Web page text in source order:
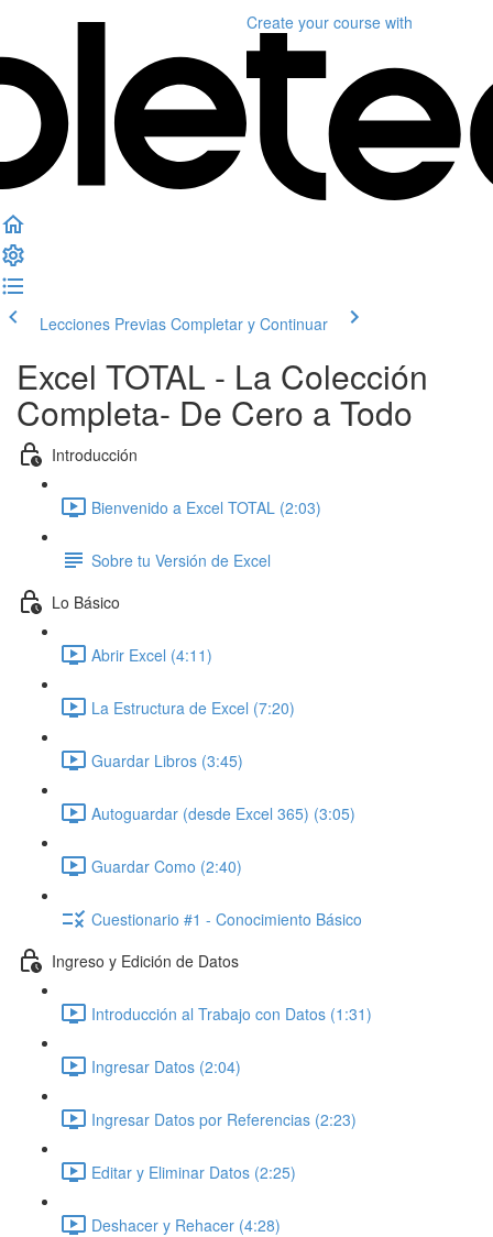
Create your course with
Lecciones Previas Completar y Continuar
Excel TOTAL - La Colección
Completa- De Cero a Todo
Introducción
Bienvenido a Excel TOTAL (2:03)
Sobre tu Versión de Excel
Lo Básico
Abrir Excel (4:11)
La Estructura de Excel (7:20)
Guardar Libros (3:45)
Autoguardar (desde Excel 365) (3:05)
Guardar Como (2:40)
Cuestionario #1 - Conocimiento Básico
Ingreso y Edición de Datos
Introducción al Trabajo con Datos (1:31)
Ingresar Datos (2:04)
Ingresar Datos por Referencias (2:23)
Editar y Eliminar Datos (2:25)
Deshacer y Rehacer (4:28)